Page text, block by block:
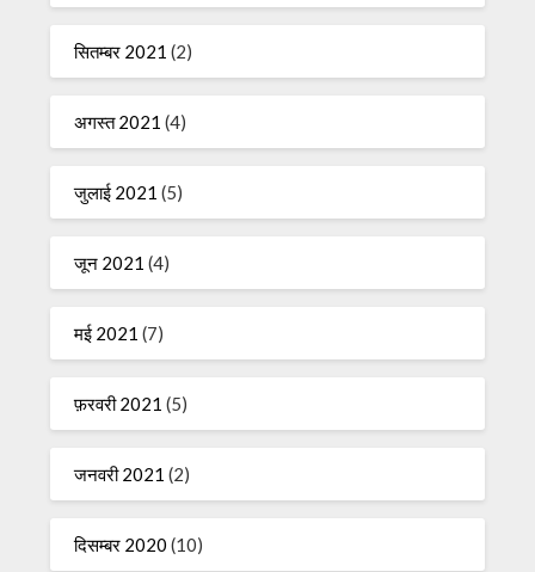
सितम्बर 2021 (2)
अगस्त 2021 (4)
जुलाई 2021 (5)
जून 2021 (4)
मई 2021 (7)
फ़रवरी 2021 (5)
जनवरी 2021 (2)
दिसम्बर 2020 (10)